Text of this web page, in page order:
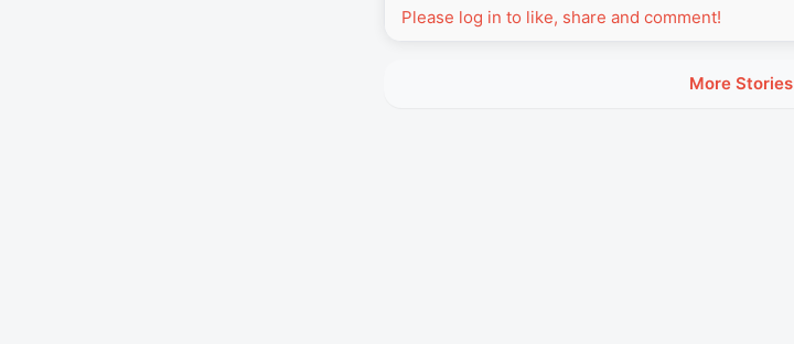
Please log in to like, share and comment!
More Stories